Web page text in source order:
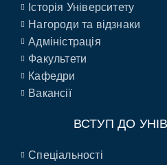
Історія Університету
Нагороди та відзнаки
Адміністрація
Факультети
Кафедри
Вакансії
ВСТУП ДО
Спеціальності